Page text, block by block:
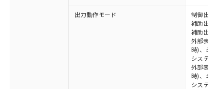
出力動作モード
制御出力
補助出力
補助出力
外部表示
時)、ミ
システム
外部表示
時)、ミ
システム